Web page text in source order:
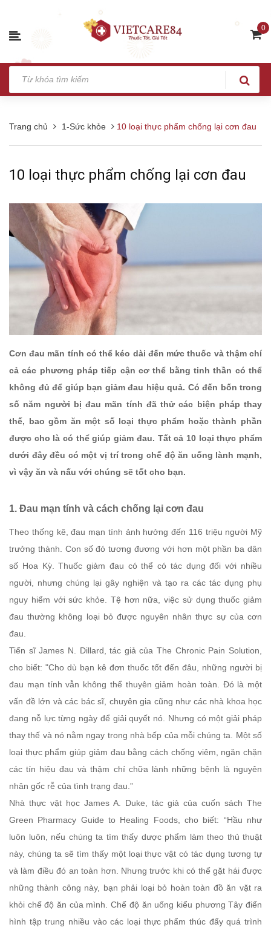
0
Trang chủ 1-Sức khỏe 10 loại thực phẩm chống lại cơn đau
10 loại thực phẩm chống lại cơn đau
Cơn đau mãn tính có thể kéo dài đến mức thuốc và thậm chí
cả các phương pháp tiếp cận cơ thể bằng tinh thần có thể
không đủ để giúp bạn giảm đau hiệu quả. Có đến bốn trong
số năm người bị đau mãn tính đã thử các biện pháp thay
thế, bao gồm ăn một số loại thực phẩm hoặc thành phần
được cho là có thể giúp giảm đau. Tất cả 10 loại thực phẩm
dưới đây đều có một vị trí trong chế độ ăn uống lành mạnh,
vì vậy ăn và nấu với chúng sẽ tốt cho bạn.
1. Đau mạn tính và cách chống lại cơn đau
Theo thống kê, đau mạn tính ảnh hưởng đến 116 triệu người Mỹ
trưởng thành. Con số đó tương đương với hơn một phần ba dân
số Hoa Kỳ. Thuốc giảm đau có thể có tác dụng đối với nhiều
người, nhưng chúng lại gây nghiện và tạo ra các tác dụng phụ
nguy hiểm với sức khỏe. Tệ hơn nữa, việc sử dụng thuốc giảm
đau thường không loại bỏ được nguyên nhân thực sự của cơn
đau.
Tiến sĩ James N. Dillard, tác giả của The Chronic Pain Solution,
cho biết: "Cho dù bạn kê đơn thuốc tốt đến đâu, những người bị
đau mạn tính vẫn không thể thuyên giảm hoàn toàn. Đó là một
vấn đề lớn và các bác sĩ, chuyên gia cũng như các nhà khoa học
đang nỗ lực từng ngày để giải quyết nó. Nhưng có một giải pháp
thay thế và nó nằm ngay trong nhà bếp của mỗi chúng ta. Một số
loại thực phẩm giúp giảm đau bằng cách chống viêm, ngăn chặn
các tín hiệu đau và thậm chí chữa lành những bệnh là nguyên
nhân gốc rễ của tình trạng đau.”
Nhà thực vật học James A. Duke, tác giả của cuốn sách The
Green Pharmacy Guide to Healing Foods, cho biết: “Hầu như
luôn luôn, nếu chúng ta tìm thấy dược phẩm làm theo thủ thuật
này, chúng ta sẽ tìm thấy một loại thực vật có tác dụng tương tự
và làm điều đó an toàn hơn. Nhưng trước khi có thể gặt hái được
những thành công này, bạn phải loại bỏ hoàn toàn đồ ăn vặt ra
khỏi chế độ ăn của mình. Chế độ ăn uống kiểu phương Tây điển
hình tập trung nhiều vào các loại thực phẩm thúc đẩy quá trình